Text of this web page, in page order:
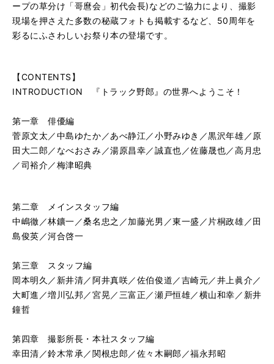
ープの草分け「哥麿会」初代会長)などのご協力により、撮影
現場を押さえた多数の秘蔵フォトも掲載するなど、50周年を
彩るにふさわしいお祭り本の登場です。
【CONTENTS】
INTRODUCTION 『トラック野郎』の世界へようこそ！
第一章 俳優編
菅原文太／中島ゆたか／あべ静江／小野みゆき／黒沢年雄／原
田大二郎／なべおさみ／湯原昌幸／誠直也／佐藤晟也／高月忠
／司裕介／梅津昭典
第二章 メインスタッフ編
中嶋徹／林鑛一／桑名忠之／加藤光男／東一盛／片桐政雄／田
島俊英／河合啓一
第三章 スタッフ編
岡本明久／新井清／阿井真咲／佐伯俊道／吉崎元／井上眞介／
大町進／増川弘邦／宮晃／三富正／瀬戸恒雄／横山和幸／新井
鐘哲
第四章 撮影所長・本社スタッフ編
幸田清／鈴木常承／関根忠郎／佐々木嗣郎／福永邦昭